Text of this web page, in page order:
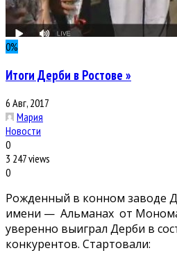
0%
Итоги Дерби в Ростове »
6 Авг, 2017
Мария
Новости
0
3 247 views
0
Рожденный в конном заводе
имени — Альманах от
уверенно выиграл Дерби в
конкурентов. Стартовали: